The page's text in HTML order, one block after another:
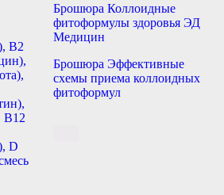
B2
B12
D
Брошюра Коллоидные
фитоформулы здоровья ЭД
Медицин
Брошюра Эффективные
схемы приема коллоидных
фитоформул